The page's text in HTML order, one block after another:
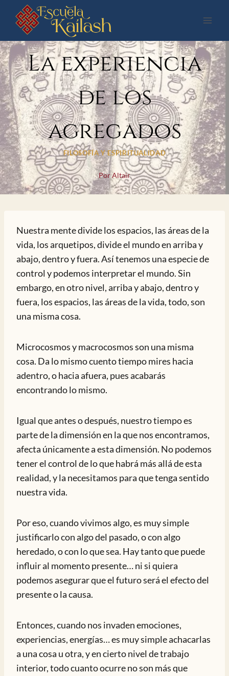
Saltar
contenido
La experiencia
de los
agregados
FILOSOFÍA Y ESPIRITUALIDAD
PorAltair
Nuestra mente divide los espacios, las áreas de la
vida, los arquetipos, divide el mundo en arriba y
abajo, dentro y fuera. Así tenemos una especie de
control y podemos interpretar el mundo. Sin
embargo, en otro nivel, arriba y abajo, dentro y
fuera, los espacios, las áreas de la vida, todo, son
una misma cosa.
Microcosmos y macrocosmos son una misma
cosa. Da lo mismo cuento tiempo mires hacia
adentro, o hacia afuera, pues acabarás
encontrando lo mismo.
Igual que antes o después, nuestro tiempo es
parte de la dimensión en la que nos encontramos,
afecta únicamente a esta dimensión. No podemos
tener el control de lo que habrá más allá de esta
realidad, y la necesitamos para que tenga sentido
nuestra vida.
Por eso, cuando vivimos algo, es muy simple
justificarlo con algo del pasado, o con algo
heredado, o con lo que sea. Hay tanto que puede
influir al momento presente… ni si quiera
podemos asegurar que el futuro será el efecto del
presente o la causa.
Entonces, cuando nos invaden emociones,
experiencias, energías… es muy simple achacarlas
a una cosa u otra, y en cierto nivel de trabajo
interior, todo cuanto ocurre no son más que